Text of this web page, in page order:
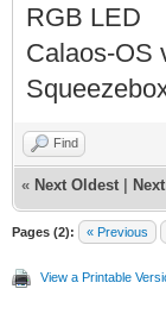
RGB LED
Calaos-OS
Find
« Next Oldest
Pages (2): « Previous
View a Printable